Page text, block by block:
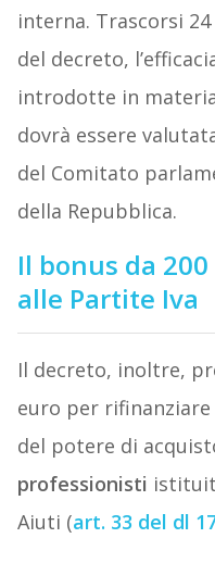
interna. Trascorsi
del decreto,
introdotte in
dovrà essere
del Comitato
della Repubblica.
Il bonus da
alle Partite Iva
Il decreto, inoltre,
euro per
del potere di
professionisti
Aiuti (art. 33 del dl